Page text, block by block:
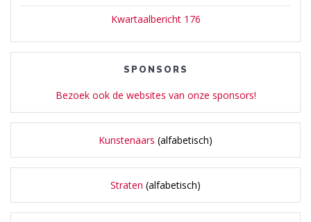
Kwartaalbericht 176
SPONSORS
Bezoek ook de websites van onze sponsors!
Kunstenaars (alfabetisch)
Straten (alfabetisch)